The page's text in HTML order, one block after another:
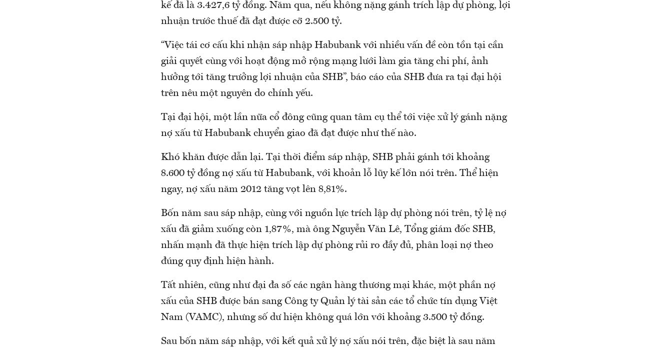
kế đã là 3.427,6 tỷ đồng. Năm qua, nếu không nặng gánh trích lập dự phòng, lợi
nhuận trước thuế đã đạt được cỡ 2.500 tỷ.
“Việc tái cơ cấu khi nhận sáp nhập Habubank với nhiều vấn đề còn tồn tại cần
giải quyết cùng với hoạt động mở rộng mạng lưới làm gia tăng chi phí, ảnh
hưởng tới tăng trưởng lợi nhuận của SHB”, báo cáo của SHB đưa ra tại đại hội
trên nêu một nguyên do chính yếu.
Tại đại hội, một lần nữa cổ đông cũng quan tâm cụ thể tới việc xử lý gánh nặng
nợ xấu từ Habubank chuyển giao đã đạt được như thế nào.
Khó khăn được dẫn lại. Tại thời điểm sáp nhập, SHB phải gánh tới khoảng
8.600 tỷ đồng nợ xấu từ Habubank, với khoản lỗ lũy kế lớn nói trên. Thể hiện
ngay, nợ xấu năm 2012 tăng vọt lên 8,81%.
Bốn năm sau sáp nhập, cùng với nguồn lực trích lập dự phòng nói trên, tỷ lệ nợ
xấu đã giảm xuống còn 1,87%, mà ông Nguyễn Văn Lê, Tổng giám đốc SHB,
nhấn mạnh đã thực hiện trích lập dự phòng rủi ro đầy đủ, phân loại nợ theo
đúng quy định hiện hành.
Tất nhiên, cũng như đại đa số các ngân hàng thương mại khác, một phần nợ
xấu của SHB được bán sang Công ty Quản lý tài sản các tổ chức tín dụng Việt
Nam (VAMC), nhưng số dư hiện không quá lớn với khoảng 3.500 tỷ đồng.
Sau bốn năm sáp nhập, với kết quả xử lý nợ xấu nói trên, đặc biệt là sau năm